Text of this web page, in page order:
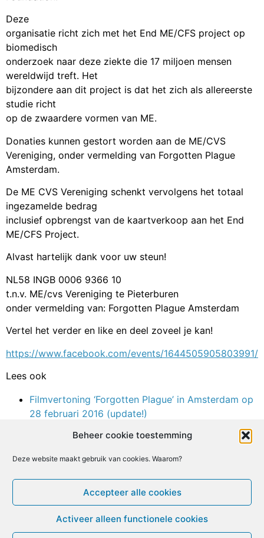
Beheer cookie toestemming
Deze website maakt gebruik van cookies. Waarom?
Accepteer alle cookies
Activeer alleen functionele cookies
Deze
organisatie richt zich met het End ME/CFS project op
biomedisch
onderzoek naar deze ziekte die 17 miljoen mensen
wereldwijd treft. Het
bijzondere aan dit project is dat het zich als allereerste
studie richt
op de zwaardere vormen van ME.
Donaties kunnen gestort worden aan de ME/CVS
Vereniging, onder vermelding van Forgotten Plague
Amsterdam.
De ME CVS Vereniging schenkt vervolgens het totaal
ingezamelde bedrag
inclusief opbrengst van de kaartverkoop aan het End
ME/CFS Project.
Alvast hartelijk dank voor uw steun!
NL58 INGB 0006 9366 10
t.n.v. ME/cvs Vereniging te Pieterburen
onder vermelding van: Forgotten Plague Amsterdam
Vertel het verder en like en deel zoveel je kan!
https://www.facebook.com/events/1644505905803991/
Lees ook
Filmvertoning ‘Forgotten Plague’ in Amsterdam op
28 februari 2016 (update!)
Amerikaans expert bij première filmdocumentaire
over Myalgische Encefalomyelitis
Facebook
X EmailPrintLinkedIn
Geef een reactie
ingelogd zijn opom een reactie te plaatsen.